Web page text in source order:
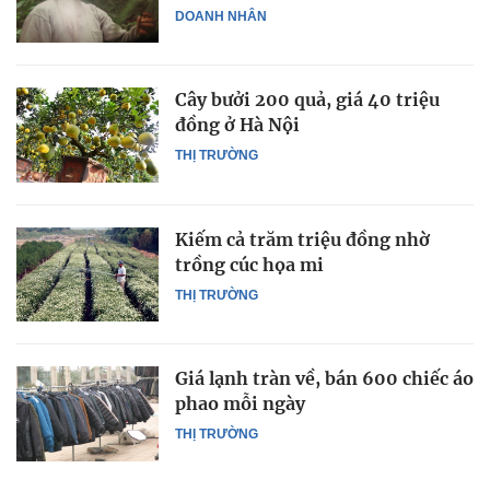
DOANH NHÂN
THỊ TRƯỜNG
Cây bưởi 200 quả, giá 40 triệu
đồng ở Hà Nội
THỊ TRƯỜNG
Kiếm cả trăm triệu đồng nhờ
trồng cúc họa mi
THỊ TRƯỜNG
Giá lạnh tràn về, bán 600 chiếc áo
phao mỗi ngày